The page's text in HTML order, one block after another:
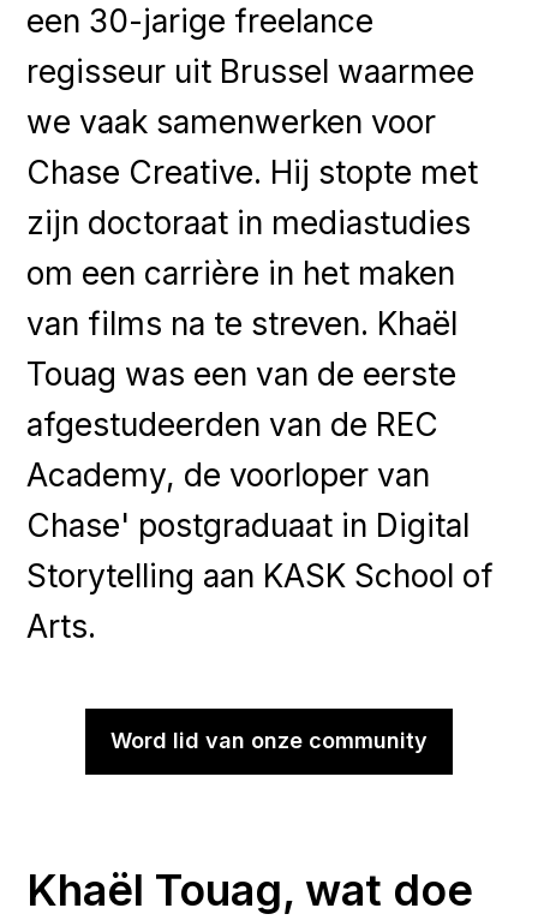
een 30-jarige freelance
regisseur uit Brussel waarmee
we vaak samenwerken voor
Chase Creative. Hij stopte met
zijn doctoraat in mediastudies
om een carrière in het maken
van films na te streven. Khaël
Touag was een van de eerste
afgestudeerden van de REC
Academy, de voorloper van
Chase' postgraduaat in Digital
Storytelling aan KASK School of
Arts.
Word lid van onze community
Khaël Touag, wat doe